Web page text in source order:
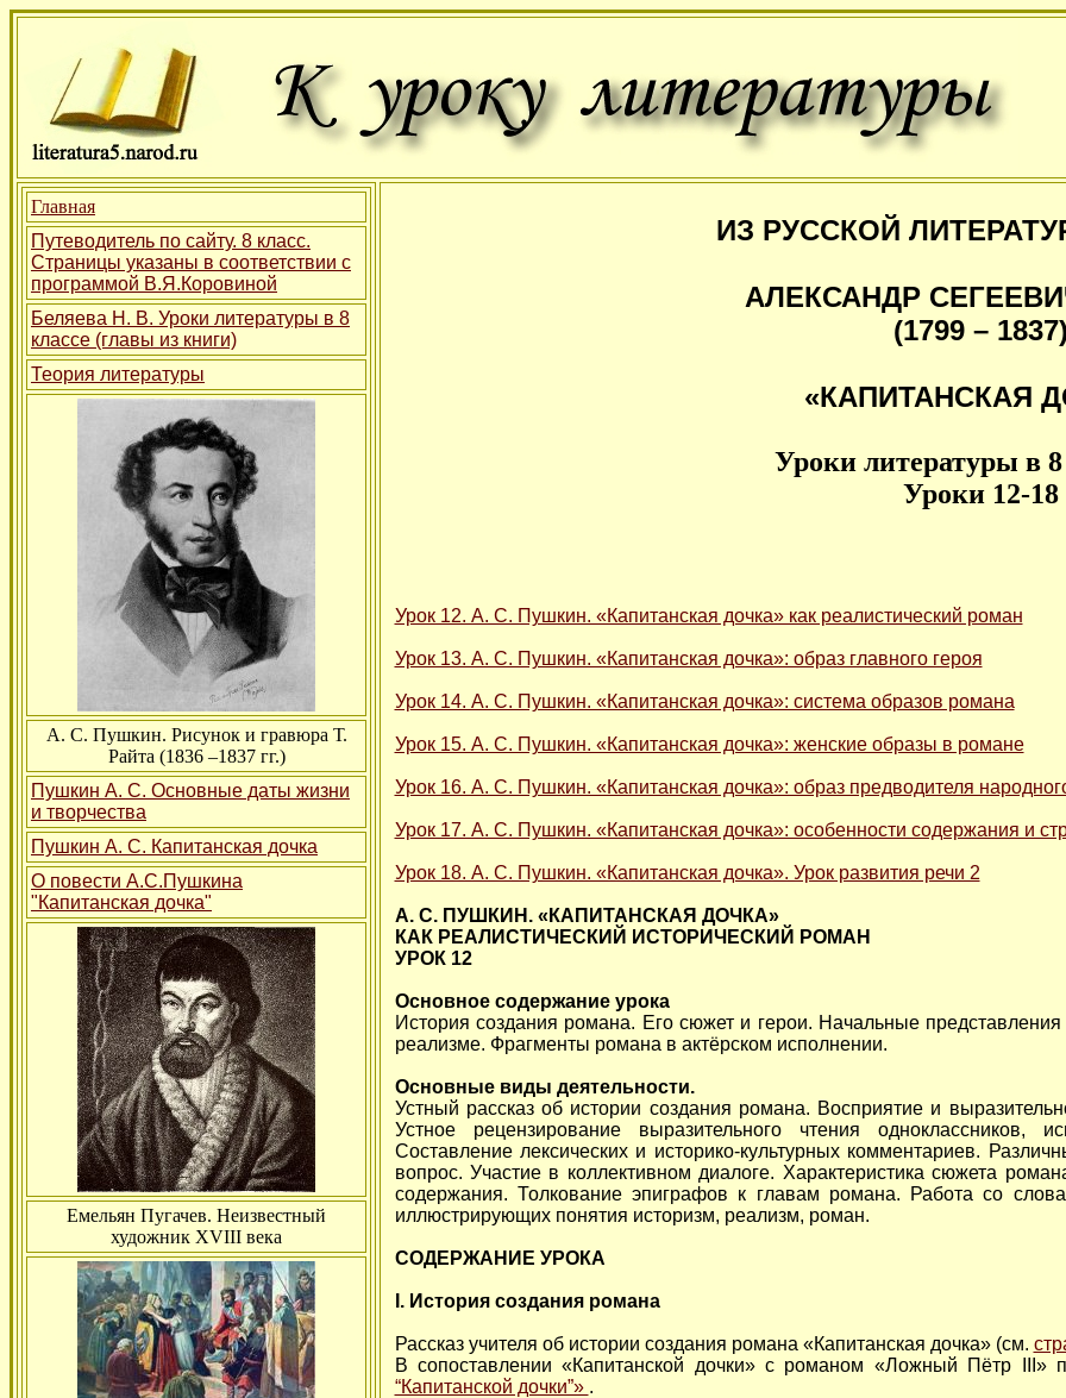
Главная
Путеводитель по сайту. 8 класс.
Страницы указаны в соответствии с
программой В.Я.Коровиной
Беляева Н. В. Уроки литературы в 8
классе (главы из книги)
Теория литературы
А. С. Пушкин. Рисунок и гравюра Т.
Райта (1836 –1837 гг.)
Пушкин А. С. Основные даты жизни
и творчества
Пушкин А. С. Капитанская дочка
О повести А.С.Пушкина
"Капитанская дочка"
Емельян Пугачев. Неизвестный
художник XVIII века
ИЗ РУССКОЙ
АЛЕКСАНДР
(1799 –
«КАПИТАНСКАЯ
Уроки литературы в 8
Уроки 12-18
Урок 12. А. С. Пушкин. «Капитанская дочка» как реалистический роман
Урок 13. А. С. Пушкин. «Капитанская дочка»: образ главного героя
Урок 14. А. С. Пушкин. «Капитанская дочка»: система образов романа
Урок 15. А. С. Пушкин. «Капитанская дочка»: женские образы в романе
Урок 16. А. С. Пушкин. «Капитанская дочка»: образ предводителя
Урок 17. А. С. Пушкин. «Капитанская дочка»: особенности содержания и
Урок 18. А. С. Пушкин. «Капитанская дочка». Урок развития речи 2
А. С. ПУШКИН. «КАПИТАНСКАЯ ДОЧКА»
КАК РЕАЛИСТИЧЕСКИЙ ИСТОРИЧЕСКИЙ РОМАН
УРОК 12
Основное содержание урока
История создания романа. Его сюжет и герои. Начальные
реализме. Фрагменты романа в актёрском исполнении.
Основные виды деятельности.
Устный рассказ об истории создания романа. Восприятие и
Устное рецензирование выразительного чтения одноклассников,
Составление лексических и историко-культурных комментариев.
вопрос. Участие в коллективном диалоге. Характеристика сюжета
содержания. Толкование эпиграфов к главам романа. Работа со
иллюстрирующих понятия историзм, реализм, роман.
СОДЕРЖАНИЕ УРОКА
I. История создания романа
Рассказ учителя об истории создания романа «Капитанская дочка» (см.
В сопоставлении «Капитанской дочки» с романом «Ложный Пётр III»
“Капитанской дочки”» .